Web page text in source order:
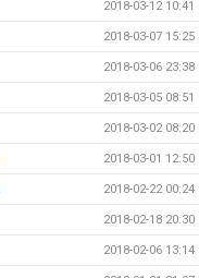
2018-03-12 10:41
2018-03-07 15:25
2018-03-06 23:38
2018-03-05 08:51
2018-03-02 08:20
2018-03-01 12:50
2018-02-22 00:24
2018-02-18 20:30
2018-02-06 13:14